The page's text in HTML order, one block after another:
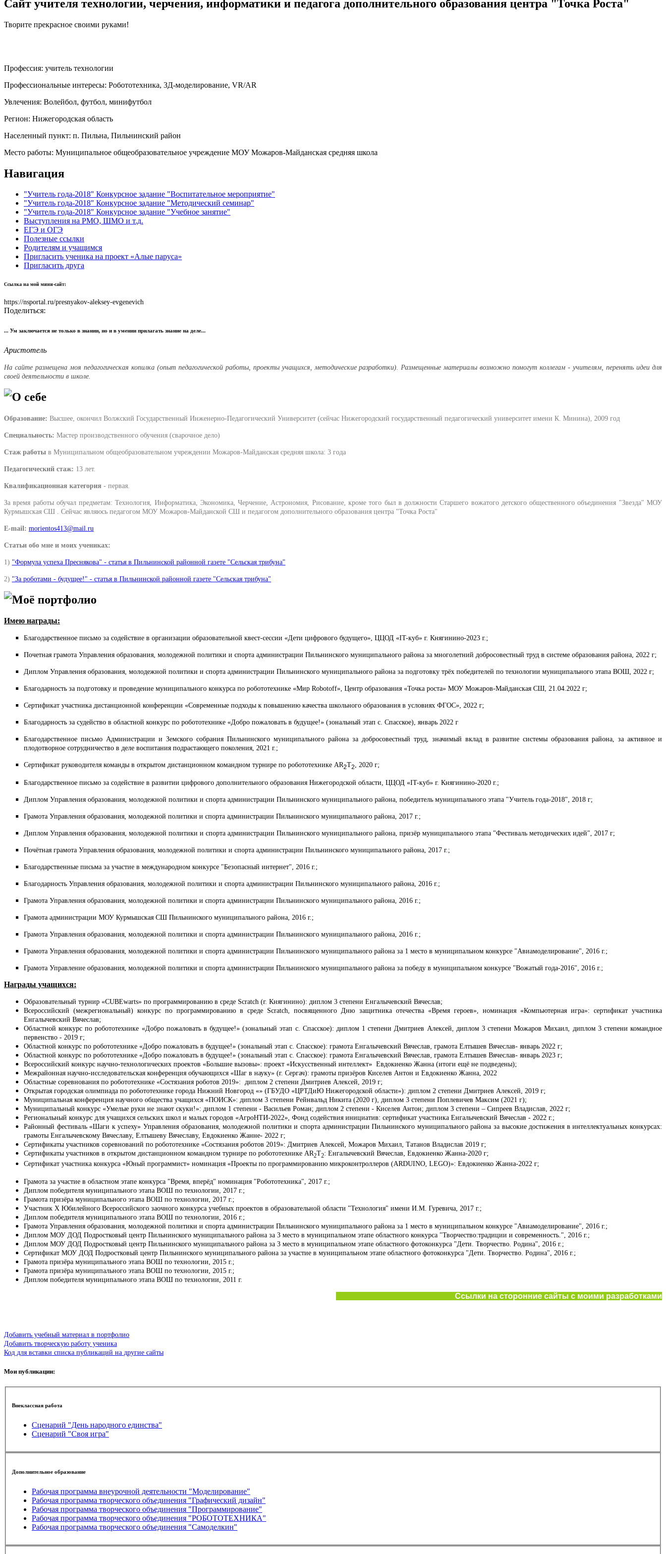
Сайт учителя технологии, черчения, информатики и педагога дополнительного образования центра "Точка Роста"
Творите прекрасное своими руками!
Профессия: учитель технологии
Профессиональные интересы: Робототехника, 3Д-моделирование, VR/AR
Увлечения: Волейбол, футбол, минифутбол
Регион: Нижегородская область
Населенный пункт: п. Пильна, Пильнинский район
Место работы: Муниципальное общеобразовательное учреждение МОУ Можаров-Майданская средняя школа
Навигация
"Учитель года-2018" Конкурсное задание "Воспитательное мероприятие"
"Учитель года-2018" Конкурсное задание "Методический семинар"
"Учитель года-2018" Конкурсное задание "Учебное занятие"
Выступления на РМО, ШМО и т.д.
ЕГЭ и ОГЭ
Полезные ссылки
Родителям и учащимся
Пригласить ученика на проект «Алые паруса»
Пригласить друга
Ссылка на мой мини-сайт:
https://nsportal.ru/presnyakov-aleksey-evgenevich
Поделиться:
... Ум заключается не только в знании, но и в умении прилагать знание на деле...
Аристотель
На сайте размещена моя педагогическая копилка (опыт педагогической работы, проекты учащихся, методические разработки). Размещенные материалы возможно помогут коллегам - учителям, перенять идеи для
своей деятельности в школе.
О себе
Образование: Высшее, окончил Волжский Государственный Инженерно-Педагогический Университет (сейчас Нижегородский государственный педагогический университет имени К. Минина), 2009 год
Специальность: Мастер производственного обучения (сварочное дело)
Стаж работы в Муниципальном общеобразовательном учреждении Можаров-Майданская средняя школа: 3 года
Педагогический стаж: 13 лет.
Квалификационная категория - первая.
За время работы обучал предметам: Технология, Информатика, Экономика, Черчение, Астрономия, Рисование, кроме того был в должности Старшего вожатого детского общественного объединения "Звезда" МОУ
Курмышская СШ . Сейчас являюсь педагогом МОУ Можаров-Майданской СШ и педагогом дополнительного образования центра "Точка Роста"
E-mail: morientos413@mail.ru
Статьи обо мне и моих учениках:
1) "Формула успеха Преснякова" - статья в Пильнинской районной газете "Сельская трибуна"
2) "За роботами - будущее!" - статья в Пильнинской районной газете "Сельская трибуна"
Моё портфолио
Имею награды:
Благодарственное письмо за содействие в организации образовательной квест-сессии «Дети цифрового будущего», ЦЦОД «IT-куб» г. Княгинино-2023 г.;
Почетная грамота Управления образования, молодежной политики и спорта администрации Пильнинского муниципального района за многолетний добросовестный труд в системе образования района, 2022 г;
Диплом Управления образования, молодежной политики и спорта администрации Пильнинского муниципального района за подготовку трёх победителей по технологии муниципального этапа ВОШ, 2022 г;
Благодарность за подготовку и проведение муниципального конкурса по робототехнике «Мир Robotoff», Центр образования «Точка роста» МОУ Можаров-Майданская СШ, 21.04.2022 г;
Сертификат участника дистанционной конференции «Современные подходы к повышению качества школьного образования в условиях ФГОС», 2022 г;
Благодарность за судейство в областной конкурс по робототехнике «Добро пожаловать в будущее!» (зональный этап с. Спасское), январь 2022 г
Благодарственное письмо Администрации и Земского собрания Пильнинского муниципального района за добросовестный труд, значимый вклад в развитие системы образования района, за активное и
плодотворное сотрудничество в деле воспитания подрастающего поколения, 2021 г.;
Сертификат руководителя команды в открытом дистанционном командном турнире по робототехнике AR2T2 , 2020 г;
Благодарственное письмо за содействие в развитии цифрового дополнительного образования Нижегородской области, ЦЦОД «IT-куб» г. Княгинино-2020 г.;
Диплом Управления образования, молодежной политики и спорта администрации Пильнинского муниципального района, победитель муниципального этапа "Учитель года-2018", 2018 г;
Грамота Управления образования, молодежной политики и спорта администрации Пильнинского муниципального района, 2017 г.;
Диплом Управления образования, молодежной политики и спорта администрации Пильнинского муниципального района, призёр муниципального этапа "Фестиваль методических идей", 2017 г;
Почётная грамота Управления образования, молодежной политики и спорта администрации Пильнинского муниципального района, 2017 г.;
Благодарственные письма за участие в международном конкурсе "Безопасный интернет", 2016 г.;
Благодарность Управления образования, молодежной политики и спорта администрации Пильнинского муниципального района, 2016 г.;
Грамота Управления образования, молодежной политики и спорта администрации Пильнинского муниципального района, 2016 г.;
Грамота администрации МОУ Курмышская СШ Пильнинского муниципального района, 2016 г.;
Грамота Управления образования, молодежной политики и спорта администрации Пильнинского муниципального района, 2016 г.;
Грамота Управления образования, молодежной политики и спорта администрации Пильнинского муниципального района за 1 место в муниципальном конкурсе "Авиамоделирование", 2016 г.;
Грамота Управление образования, молодежной политики и спорта администрации Пильнинского муниципального района за победу в муниципальном конкурсе "Вожатый года-2016", 2016 г.;
Награды учащихся:
Образовательный турнир «CUBEwarts» по программированию в среде Scratch (г. Княгинино): диплом 3 степени Енгалычевский Вячеслав;
Всероссийский (межрегиональный) конкурс по программированию в среде Scratch, посвященного Дню защитника отечества «Время героев», номинация «Компьютерная игра»: сертификат участника
Енгалычевский Вячеслав;
Областной конкурс по робототехнике «Добро пожаловать в будущее!» (зональный этап с. Спасское): диплом 1 степени Дмитриев Алексей, диплом 3 степени Можаров Михаил, диплом 3 степени командное
первенство - 2019 г;
Областной конкурс по робототехнике «Добро пожаловать в будущее!» (зональный этап с. Спасское): грамота Енгалычевский Вячеслав, грамота Елтышев Вячеслав- январь 2022 г;
Областной конкурс по робототехнике «Добро пожаловать в будущее!» (зональный этап с. Спасское): грамота Енгалычевский Вячеслав, грамота Елтышев Вячеслав- январь 2023 г;
Всероссийский конкурс научно-технологических проектов «Большие вызовы»: проект «Искусственный интеллект» Евдокиенко Жанна (итоги ещё не подведены);
Межрайонная научно-исследовательская конференция обучающихся «Шаг в науку» (г. Сергач): грамоты призёров Киселев Антон и Евдокиенко Жанна, 2022
Областные соревнования по робототехнике «Состязания роботов 2019»: диплом 2 степени Дмитриев Алексей, 2019 г;
Открытая городская олимпиада по робототехнике города Нижний Новгород «» (ГБУДО «ЦРТДиЮ Нижегородской области»): диплом 2 степени Дмитриев Алексей, 2019 г;
Муниципальная конференция научного общества учащихся «ПОИСК»: диплом 3 степени Рейнвальд Никита (2020 г), диплом 3 степени Поплевичев Максим (2021 г);
Муниципальный конкурс «Умелые руки не знают скуки!»: диплом 1 степени - Васильев Роман; диплом 2 степени - Киселев Антон; диплом 3 степени – Сипреев Владислав, 2022 г;
Региональный конкурс для учащихся сельских школ и малых городов «АгроНТИ-2022», Фонд содействия инициатив: сертификат участника Енгалычевский Вячеслав - 2022 г.;
Районный фестиваль «Шаги к успеху» Управления образования, молодежной политики и спорта администрации Пильнинского муниципального района за высокие достижения в интеллектуальных конкурсах:
грамоты Енгалычевскому Вячеславу, Елтышеву Вячеславу, Евдокиенко Жанне- 2022 г;
Сертификаты участников соревнований по робототехнике «Состязания роботов 2019»: Дмитриев Алексей, Можаров Михаил, Татанов Владислав 2019 г;
Сертификаты участников в открытом дистанционном командном турнире по робототехнике AR2T2: Енгалычевский Вячеслав, Евдокиенко Жанна-2020 г;
Сертификат участника конкурса «Юный программист» номинация «Проекты по программированию микроконтроллеров (ARDUINO, LEGO)»: Евдокиенко Жанна-2022 г;
Грамота за участие в областном этапе конкурса "Время, вперёд" номинация "Робототехника", 2017 г.;
Диплом победителя муниципального этапа ВОШ по технологии, 2017 г.;
Грамота призёра муниципального этапа ВОШ по технологии, 2017 г.;
Участник X Юбилейного Всероссийского заочного конкурса учебных проектов в образовательной области "Технология" имени И.М. Гуревича, 2017 г.;
Диплом победителя муниципального этапа ВОШ по технологии, 2016 г.;
Грамота Управления образования, молодежной политики и спорта администрации Пильнинского муниципального района за 1 место в муниципальном конкурсе "Авиамоделирование", 2016 г.;
Диплом МОУ ДОД Подростковый центр Пильнинского муниципального района за 3 место в муниципальном этапе областного конкурса "Творчество:традиции и современность.", 2016 г.;
Диплом МОУ ДОД Подростковый центр Пильнинского муниципального района за 3 место в муниципальном этапе областного фотоконкурса "Дети. Творчество. Родина", 2016 г.;
Сертификат МОУ ДОД Подростковый центр Пильнинского муниципального района за участие в муниципальном этапе областного фотоконкурса "Дети. Творчество. Родина", 2016 г.;
Грамота призёра муниципального этапа ВОШ по технологии, 2015 г.;
Грамота призёра муниципального этапа ВОШ по технологии, 2015 г.;
Диплом победителя муниципального этапа ВОШ по технологии, 2011 г.
Ссылки на сторонние сайты с моими разработками
Добавить учебный материал в портфолио
Добавить творческую работу ученика
Код для вставки списка публикаций на другие сайты
Мои публикации:
Внеклассная работа
Сценарий "День народного единства"
Сценарий "Своя игра"
Дополнительное образование
Рабочая программа внеурочной деятельности "Моделирование"
Рабочая программа творческого объединения "Графический дизайн"
Рабочая программа творческого объединения "Программирование"
Рабочая программа творческого объединения "РОБОТОТЕХНИКА"
Рабочая программа творческого объединения "Самоделкин"